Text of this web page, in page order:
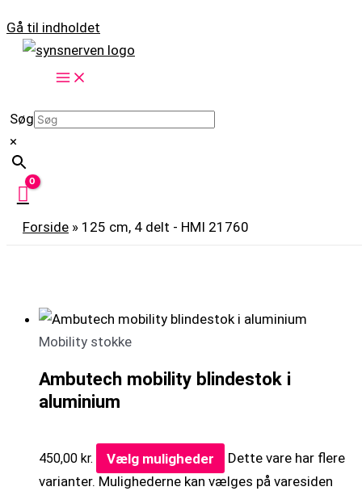
Gå til indholdet
Søg
×
Forside » 125 cm, 4 delt - HMI 21760
Mobility stokke
Ambutech mobility blindestok i
aluminium
450,00 kr. Vælg muligheder
Dette vare har flere
varianter. Mulighederne kan vælges på varesiden